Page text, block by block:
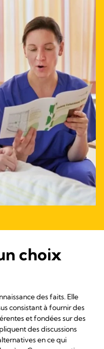
choix
des faits. Elle
consistant à fournir des
et fondées sur des
des discussions
en ce qui